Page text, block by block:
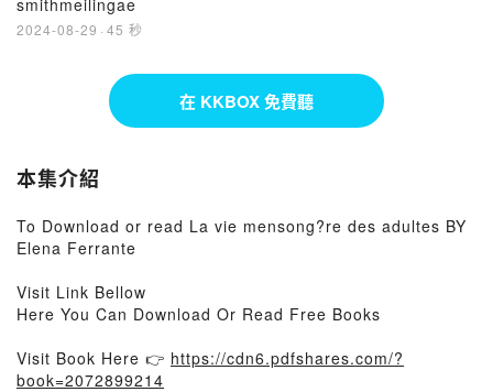
smithmeilingae
2024-08-29 · 45 秒
在 KKBOX 免費聽
本集介紹
To Download or read La vie mensong?re des adultes BY
Elena Ferrante
Visit Link Bellow
Here You Can Download Or Read Free Books
Visit Book Here 👉 https://cdn6.pdfshares.com/?
book=2072899214